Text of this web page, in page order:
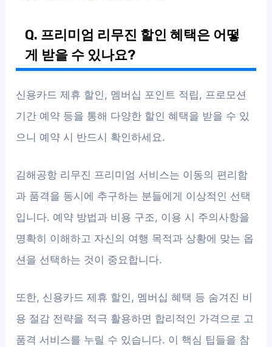
Q. 프리미엄 리무진 할인 혜택은 어떻
게 받을 수 있나요?
신용카드 제휴 할인, 멤버십 포인트 적립, 프로모션
기간 예약 등을 통해 다양한 할인 혜택을 받을 수 있
으니 예약 시 반드시 확인하세요.
김해공항 리무진 프리미엄 서비스는 이동의 편리함
과 품격을 동시에 추구하는 분들에게 이상적인 선택
입니다. 예약 방법과 비용 구조, 이용 시 주의사항을
명확히 이해하고 자신의 여행 목적과 상황에 맞는 옵
션을 선택하는 것이 중요합니다.
또한, 신용카드 제휴 할인, 멤버십 혜택 등 숨겨진 비
용 절감 전략을 적극 활용하면 합리적인 가격으로 고
품격 서비스를 누릴 수 있습니다. 이 핵심 팁들을 참